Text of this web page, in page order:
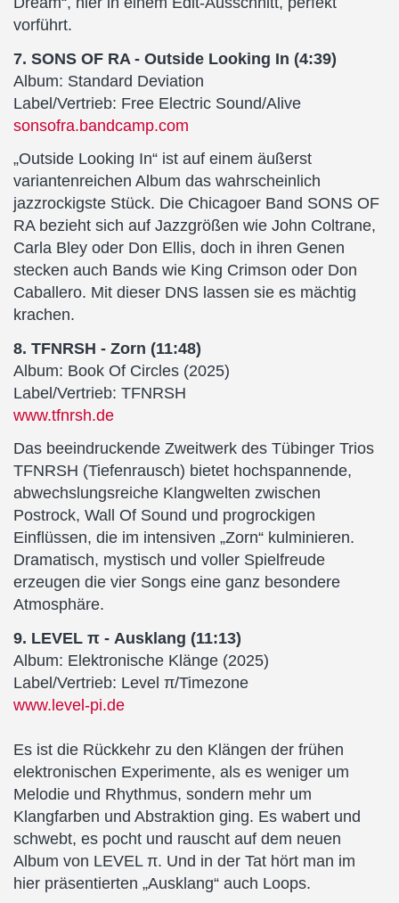
vorführt.
7. SONS OF RA - Outside Looking In (4:39)
Album: Standard Deviation
Label/Vertrieb: Free Electric Sound/Alive
sonsofra.bandcamp.com
„Outside Looking In“ ist auf einem äußerst
variantenreichen Album das wahrscheinlich
jazzrockigste Stück. Die Chicagoer Band SONS OF
RA bezieht sich auf Jazzgrößen wie John Coltrane,
Carla Bley oder Don Ellis, doch in ihren Genen
stecken auch Bands wie King Crimson oder Don
Caballero. Mit dieser DNS lassen sie es mächtig
krachen.
8. TFNRSH - Zorn (11:48)
Album: Book Of Circles (2025)
Label/Vertrieb: TFNRSH
www.tfnrsh.de
Das beeindruckende Zweitwerk des Tübinger Trios
TFNRSH (Tiefenrausch) bietet hochspannende,
abwechslungsreiche Klangwelten zwischen
Postrock, Wall Of Sound und progrockigen
Einflüssen, die im intensiven „Zorn“ kulminieren.
Dramatisch, mystisch und voller Spielfreude
erzeugen die vier Songs eine ganz besondere
Atmosphäre.
9. LEVEL π - Ausklang (11:13)
Album: Elektronische Klänge (2025)
Label/Vertrieb: Level π/Timezone
www.level-pi.de
Es ist die Rückkehr zu den Klängen der frühen
elektronischen Experimente, als es weniger um
Melodie und Rhythmus, sondern mehr um
Klangfarben und Abstraktion ging. Es wabert und
schwebt, es pocht und rauscht auf dem neuen
Album von LEVEL π. Und in der Tat hört man im
hier präsentierten „Ausklang“ auch Loops.